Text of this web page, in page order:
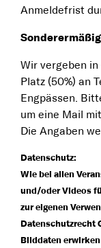
Anmeldefrist
Wir vergeben
Platz (50%) an
Engpässen.
um eine Mail
Die Angaben
Datenschutz:
Wie bei allen
und/oder Videos
zur eigenen
Datenschutzrecht
Bilddaten